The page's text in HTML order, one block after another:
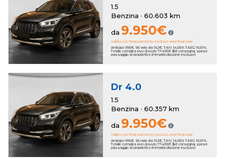
1.5
Benzina · 60.603 km
da 9.950€
Valido con finanziamento, escluso oneri finanziari
Anticipo 995€. 96 rate da 162€. TAN 14.05% TAEG 16.91%.
Totale complessivo dovuto 17.495€ (kit consegna, spese
passaggio di proprietà e immatricolazione escluse)
Dr 4.0
1.5
Benzina · 60.357 km
da 9.950€
Valido con finanziamento, escluso oneri finanziari
Anticipo 995€. 96 rate da 162€. TAN 14.05% TAEG 16.91%.
Totale complessivo dovuto 17.495€ (kit consegna, spese
passaggio di proprietà e immatricolazione escluse)